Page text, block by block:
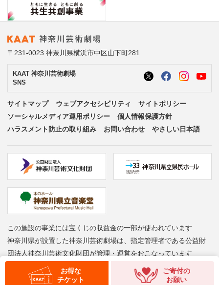
お得な
チケット
ご寄付の
お願い
〒231-0023 神奈川県横浜市中区山下町281
KAAT 神奈川芸術劇場
SNS
サイトマップ ウェブアクセシビリティ
サイトポリシー
ソーシャルメディア運用ポリシー
個人情報保護方針
ハラスメント防止の取り組み
お問い合わせ やさしい日本語
この施設の事業には宝くじの収益金の一部が使われています
神奈川県が設置した神奈川芸術劇場は、指定管理者である公益財
団法人神奈川芸術文化財団が管理・運営をおこなっています
Copyright © Kanagawa Arts Foundation. All rights reserved.